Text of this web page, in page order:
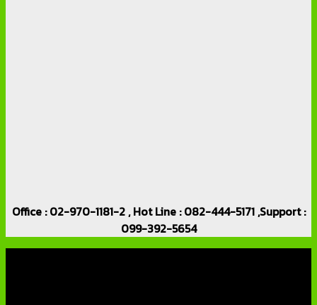
Office : 02-970-1181-2 , Hot Line : 082-444-5171 ,Support :
099-392-5654